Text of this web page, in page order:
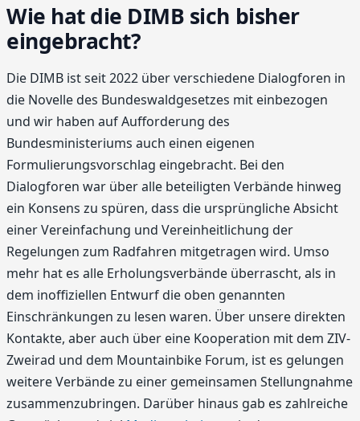
Wie hat die DIMB sich bisher
eingebracht?
Die DIMB ist seit 2022 über verschiedene Dialogforen in
die Novelle des Bundeswaldgesetzes mit einbezogen
und wir haben auf Aufforderung des
Bundesministeriums auch einen eigenen
Formulierungsvorschlag eingebracht. Bei den
Dialogforen war über alle beteiligten Verbände hinweg
ein Konsens zu spüren, dass die ursprüngliche Absicht
einer Vereinfachung und Vereinheitlichung der
Regelungen zum Radfahren mitgetragen wird. Umso
mehr hat es alle Erholungsverbände überrascht, als in
dem inoffiziellen Entwurf die oben genannten
Einschränkungen zu lesen waren. Über unsere direkten
Kontakte, aber auch über eine Kooperation mit dem ZIV-
Zweirad und dem Mountainbike Forum, ist es gelungen
weitere Verbände zu einer gemeinsamen Stellungnahme
zusammenzubringen. Darüber hinaus gab es zahlreiche